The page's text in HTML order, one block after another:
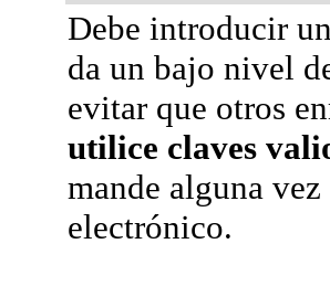
Debe introducir
da un bajo nivel
evitar que otros
utilice claves
mande alguna
electrónico.